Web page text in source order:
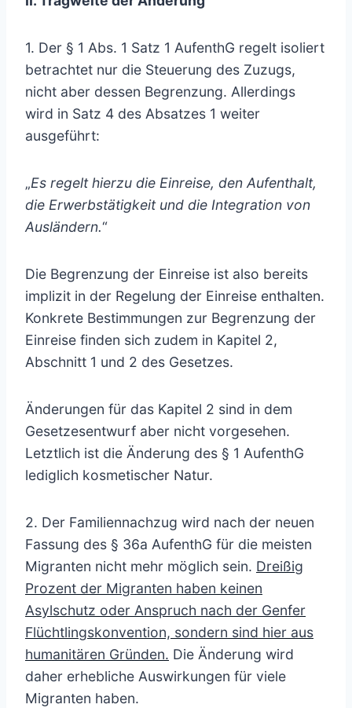
1. Der § 1 Abs. 1 Satz 1 AufenthG regelt isoliert
betrachtet nur die Steuerung des Zuzugs,
nicht aber dessen Begrenzung. Allerdings
wird in Satz 4 des Absatzes 1 weiter
ausgeführt:
„Es regelt hierzu die Einreise, den Aufenthalt,
die Erwerbstätigkeit und die Integration von
Ausländern.“
Die Begrenzung der Einreise ist also bereits
implizit in der Regelung der Einreise enthalten.
Konkrete Bestimmungen zur Begrenzung der
Einreise finden sich zudem in Kapitel 2,
Abschnitt 1 und 2 des Gesetzes.
Änderungen für das Kapitel 2 sind in dem
Gesetzesentwurf aber nicht vorgesehen.
Letztlich ist die Änderung des § 1 AufenthG
lediglich kosmetischer Natur.
2. Der Familiennachzug wird nach der neuen
Fassung des § 36a AufenthG für die meisten
Migranten nicht mehr möglich sein. Dreißig
Prozent der Migranten haben keinen
Asylschutz oder Anspruch nach der Genfer
Flüchtlingskonvention, sondern sind hier aus
humanitären Gründen. Die Änderung wird
daher erhebliche Auswirkungen für viele
Migranten haben.